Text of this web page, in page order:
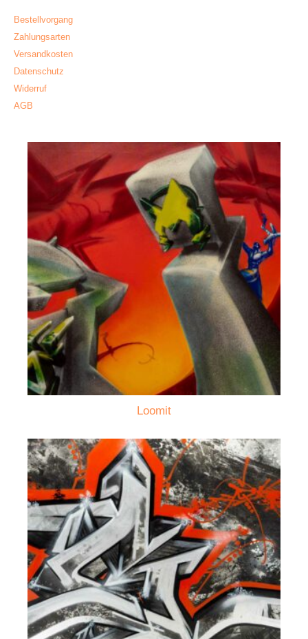
Bestellvorgang
Zahlungsarten
Versandkosten
Datenschutz
Widerruf
AGB
Loomit